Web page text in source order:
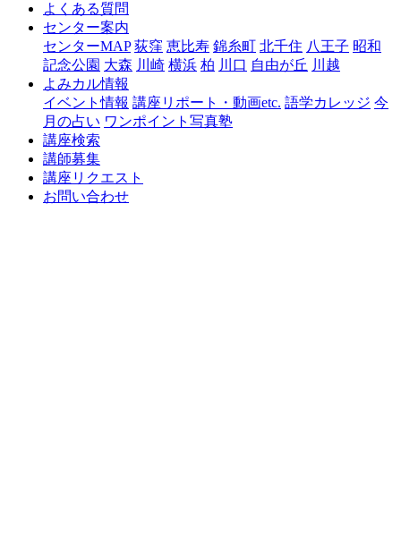
よくある質問
センター案内
センターMAP 荻窪 恵比寿 錦糸町 北千住 八王子 昭和
記念公園 大森 川崎 横浜 柏 川口 自由が丘 川越
よみカル情報
イベント情報 講座リポート・動画etc. 語学カレッジ 今
月の占い ワンポイント写真塾
講座検索
講師募集
講座リクエスト
お問い合わせ